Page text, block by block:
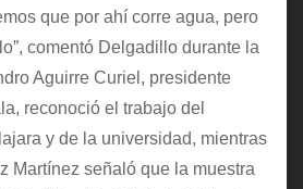
que por ahí corre agua, pero
comentó Delgadillo durante la
Aguirre Curiel, presidente
reconoció el trabajo del
y de la universidad, mientras
Martínez señaló que la muestra